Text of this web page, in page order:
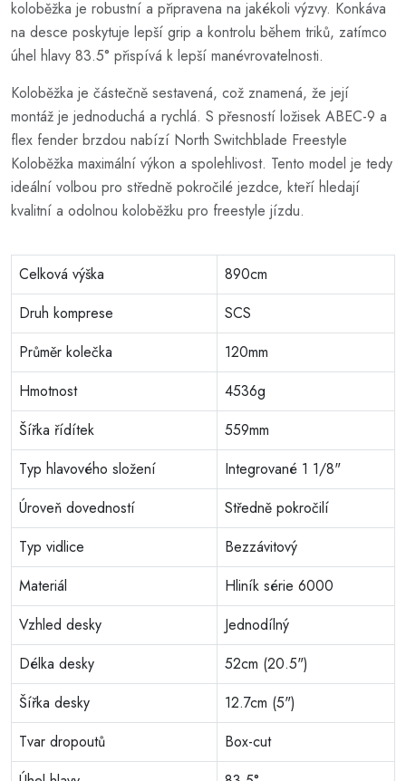
koloběžka je robustní a připravena na jakékoli výzvy. Konkáva
na desce poskytuje lepší grip a kontrolu během triků, zatímco
úhel hlavy 83.5° přispívá k lepší manévrovatelnosti.
Koloběžka je částečně sestavená, což znamená, že její
montáž je jednoduchá a rychlá. S přesností ložisek ABEC-9 a
flex fender brzdou nabízí North Switchblade Freestyle
Koloběžka maximální výkon a spolehlivost. Tento model je tedy
ideální volbou pro středně pokročilé jezdce, kteří hledají
kvalitní a odolnou koloběžku pro freestyle jízdu.
Celková výška
890cm
Druh komprese
SCS
Průměr kolečka
120mm
Hmotnost
4536g
Šířka řídítek
559mm
Typ hlavového složení
Integrované 1 1/8"
Úroveň dovedností
Středně pokročilí
Typ vidlice
Bezzávitový
Materiál
Hliník série 6000
Vzhled desky
Jednodílný
Délka desky
52cm (20.5")
Šířka desky
12.7cm (5")
Tvar dropoutů
Box-cut